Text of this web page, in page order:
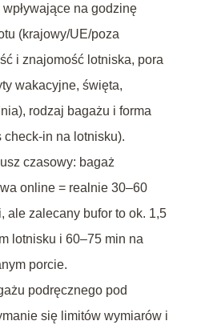
na godzinę
(krajowy/UE/poza
i znajomość lotniska, pora
wakacyjne, święta,
rodzaj bagażu i forma
in na lotnisku).
czasowy: bagaż
online = realnie 30–60
ale zalecany bufor to ok. 1,5
lotnisku i 60–75 min na
porcie.
podręcznego pod
się limitów wymiarów i